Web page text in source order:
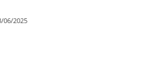
06/2025